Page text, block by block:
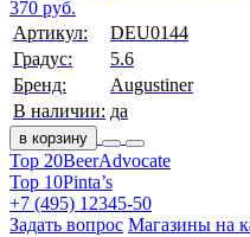
370 руб.
Артикул:
DEU0144
Градус:
5.6
Бренд:
Augustiner
В наличии: да
в корзину
Top 20BeerAdvocate
Top 10Pinta’s
+7 (495) 12345-50
Задать вопрос Магазины на